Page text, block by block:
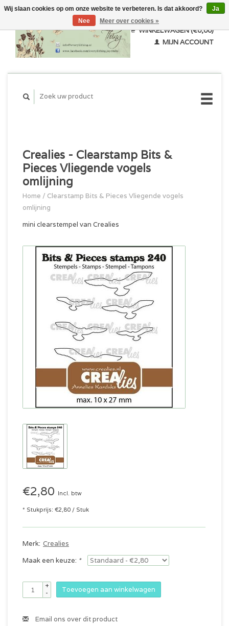
WINKELWAGEN (€0,00)
MIJN ACCOUNT
Crealies - Clearstamp Bits &
Pieces Vliegende vogels
omlijning
Home / Clearstamp Bits & Pieces Vliegende vogels
omlijning
mini clearstempel van Crealies
€2,80 Incl. btw
* Stukprijs: €2,80 / Stuk
Merk: Crealies
Maak een keuze: *
+
-
Toevoegen aan winkelwagen
Email ons over dit product
Wij slaan cookies op om onze website te verbeteren. Is dat akkoord?
Ja
Nee
Meer over cookies »